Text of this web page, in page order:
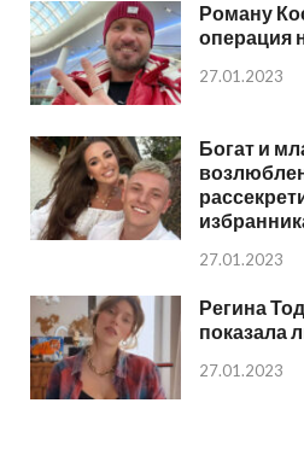
Роману
операция
27.01.2023
Богат и
27.01.2023
Регина
показала
27.01.2023